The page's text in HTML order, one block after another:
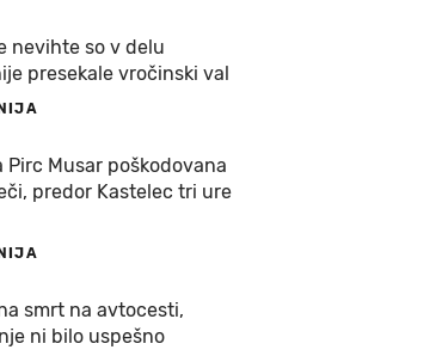
nevihte so v delu
presekale vročinski val
Pirc Musar poškodovana
predor Kastelec tri ure
smrt na avtocesti,
ni bilo uspešno